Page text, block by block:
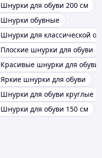
Шнурки для обуви 200 см
Шнурки обувные
Шнурки для классической
Плоские шнурки для обуви
Красивые шнурки для обуви
Яркие шнурки для обуви
Шнурки для обуви круглые
Шнурки для обуви 150 см